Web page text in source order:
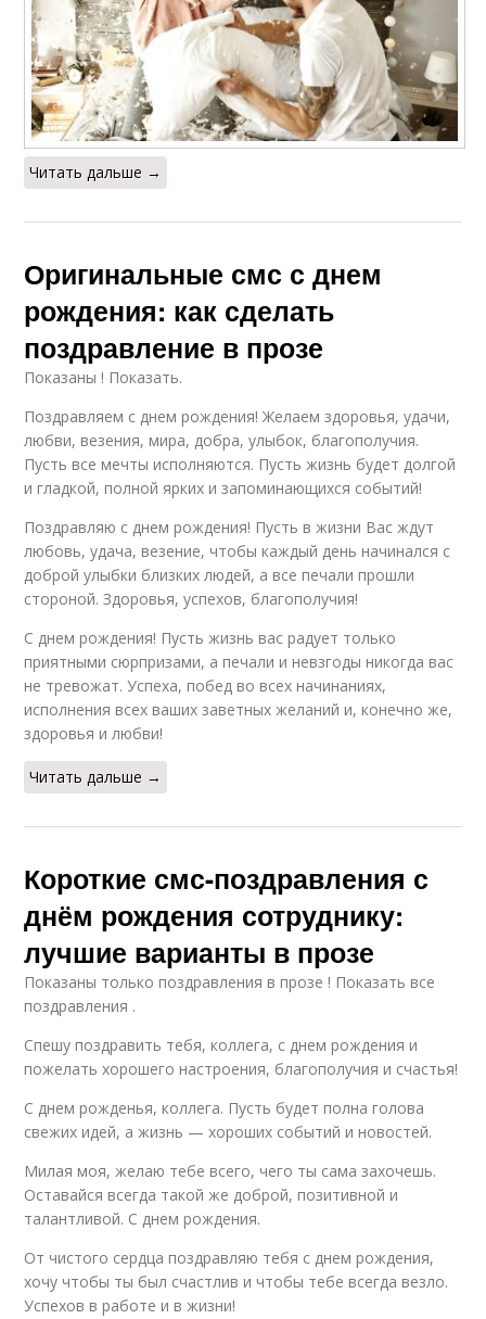
Читать дальше →
Оригинальные смс с днем
рождения: как сделать
поздравление в прозе
Показаны ! Показать.
Поздравляем с днем рождения! Желаем здоровья, удачи,
любви, везения, мира, добра, улыбок, благополучия.
Пусть все мечты исполняются. Пусть жизнь будет долгой
и гладкой, полной ярких и запоминающихся событий!
Поздравляю с днем рождения! Пусть в жизни Вас ждут
любовь, удача, везение, чтобы каждый день начинался с
доброй улыбки близких людей, а все печали прошли
стороной. Здоровья, успехов, благополучия!
С днем рождения! Пусть жизнь вас радует только
приятными сюрпризами, а печали и невзгоды никогда вас
не тревожат. Успеха, побед во всех начинаниях,
исполнения всех ваших заветных желаний и, конечно же,
здоровья и любви!
Читать дальше →
Короткие смс-поздравления с
днём рождения сотруднику:
лучшие варианты в прозе
Показаны только поздравления в прозе ! Показать все
поздравления .
Спешу поздравить тебя, коллега, с днем рождения и
пожелать хорошего настроения, благополучия и счастья!
С днем рожденья, коллега. Пусть будет полна голова
свежих идей, а жизнь — хороших событий и новостей.
Милая моя, желаю тебе всего, чего ты сама захочешь.
Оставайся всегда такой же доброй, позитивной и
талантливой. С днем рождения.
От чистого сердца поздравляю тебя с днем рождения,
хочу чтобы ты был счастлив и чтобы тебе всегда везло.
Успехов в работе и в жизни!